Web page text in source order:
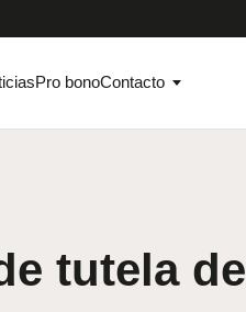
Pro bonoContacto
tutela de